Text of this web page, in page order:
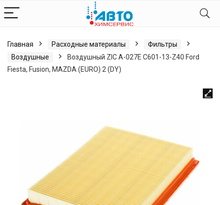
Главная Расходные материалы
Фильтры
Воздушные
Воздушный ZIC А-027Е С601-13-Z40 Ford
Fiesta, Fusion, MAZDA (EURO) 2 (DY)